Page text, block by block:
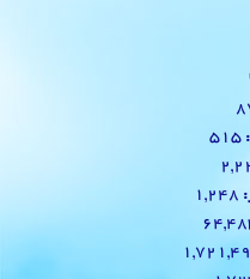
515
1,248